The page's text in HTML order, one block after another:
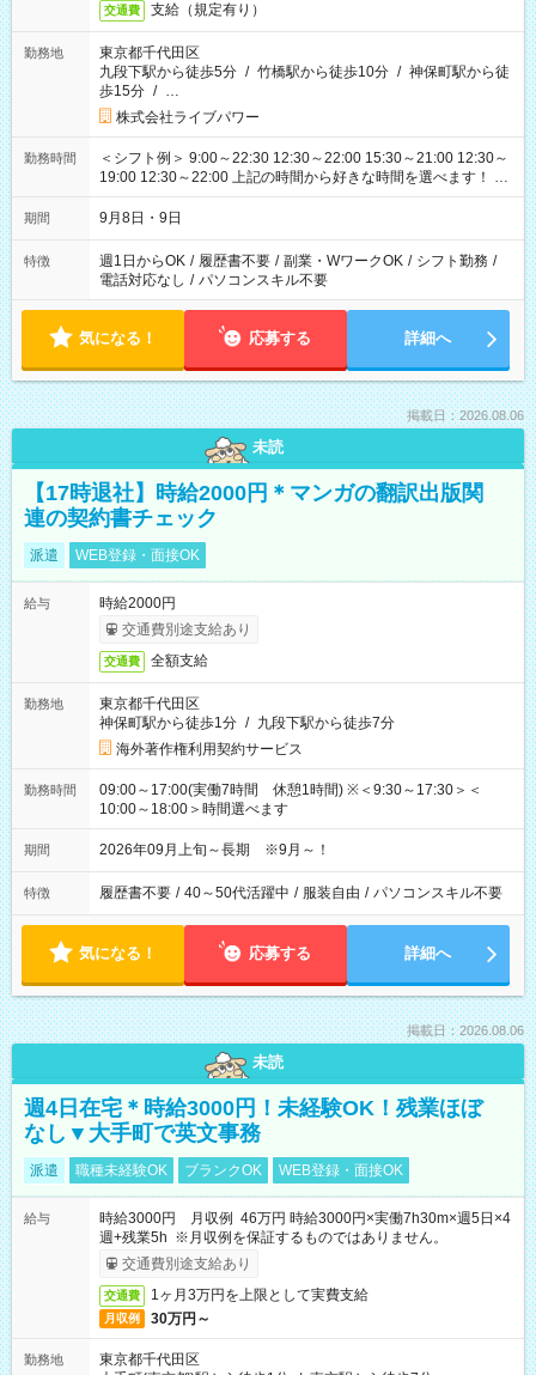
交通費 支給（規定有り）
勤務地
東京都千代田区
九段下駅から徒歩5分 / 竹橋駅から徒歩10分 / 神保町駅から徒
歩15分 / …
株式会社ライブパワー
勤務時間
＜シフト例＞ 9:00～22:30 12:30～22:00 15:30～21:00 12:30～
19:00 12:30～22:00 上記の時間から好きな時間を選べます！ ※
時間は変更となる可能性があります
期間 9月8日・9日
特徴 週1日からOK / 履歴書不要 / 副業・WワークOK / シフト勤務 /
電話対応なし / パソコンスキル不要
気になる！ 応募する 詳細へ
掲載日：2026.08.06
未読
【17時退社】時給2000円＊マンガの翻訳出版関
連の契約書チェック
派遣 WEB登録・面接OK
給与
時給2000円
交通費別途支給あり
交通費 全額支給
勤務地
東京都千代田区
神保町駅から徒歩1分 / 九段下駅から徒歩7分
海外著作権利用契約サービス
勤務時間
09:00～17:00(実働7時間 休憩1時間) ※＜9:30～17:30＞＜
10:00～18:00＞時間選べます
期間 2026年09月上旬～長期 ※9月～！
特徴 履歴書不要 / 40～50代活躍中 / 服装自由 / パソコンスキル不要
気になる！ 応募する 詳細へ
掲載日：2026.08.06
未読
週4日在宅＊時給3000円！未経験OK！残業ほぼ
なし▼大手町で英文事務
派遣 職種未経験OK ブランクOK WEB登録・面接OK
給与
時給3000円 月収例 46万円 時給3000円×実働7h30m×週5日×4
週+残業5h ※月収例を保証するものではありません。
交通費別途支給あり
交通費 1ヶ月3万円を上限として実費支給
月収例 30万円～
勤務地
東京都千代田区